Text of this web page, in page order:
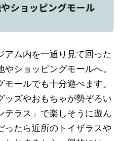
ショッピングモール
アム内を一通り見て回った
ショッピングモールへ。
ールでも十分遊べます。
ッズやおもちゃが勢ぞろい
テラス」で楽しそうに遊ん
ったら近所のトイザラスや